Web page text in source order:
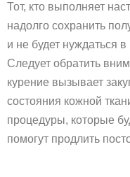
Тот, кто выполняет
надолго сохранить
и не будет нуждаться
Следует обратить
курение вызывает
состояния кожной
процедуры, которые
помогут продлить